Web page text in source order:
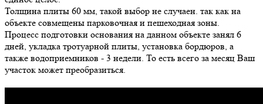
Толщина плиты 60 мм, такой выбор не случаен. так как на
объекте совмещены парковочная и пешеходная зоны.
Процесс подготовки основания на данном объекте занял 6
дней, укладка тротуарной плиты, установка бордюров, а
также водоприемников - 3 недели. То есть всего за месяц Ваш
участок может преобразиться.